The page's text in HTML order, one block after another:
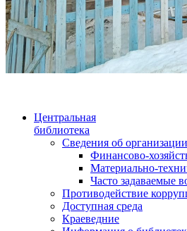
Центральная
библиотека
Сведения об организации
Финансово-
Материально-
Часто задаваемые
Противодействие
Доступная среда
Краеведние